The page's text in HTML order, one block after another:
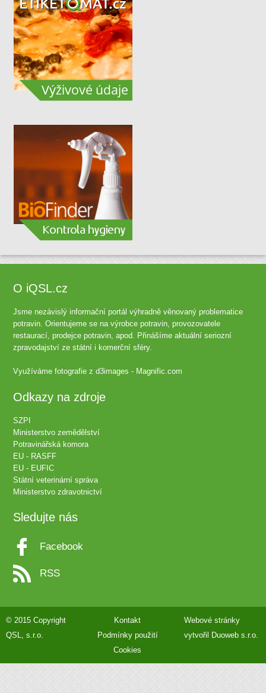
O iQSL.cz
Jsme nezávislý informační portál výhradně věnovaný problematice
potravin. Orientujeme se na výrobce potravin, provozovatele
restaurací, prodejce potravin, apod. Přinášíme aktuální seriozní
zpravodajství ze státní i komerční sféry.
Využíváme fotografie zd3images - Magnific.com
Odkazy na zdroje
SZPI
Ministerstvo zemědělství
Potravinářská komora
EU - RASFF
EU - EUFIC
Státní veterinární správa
Ministerstvo zdravotnictví
Sledujte nás
Facebook
RSS
© 2015 Copyright
QSL, s.r.o.
Kontakt
Podmínky použití
Cookies
Webové stránky
vytvořil
Duoweb s.r.o.